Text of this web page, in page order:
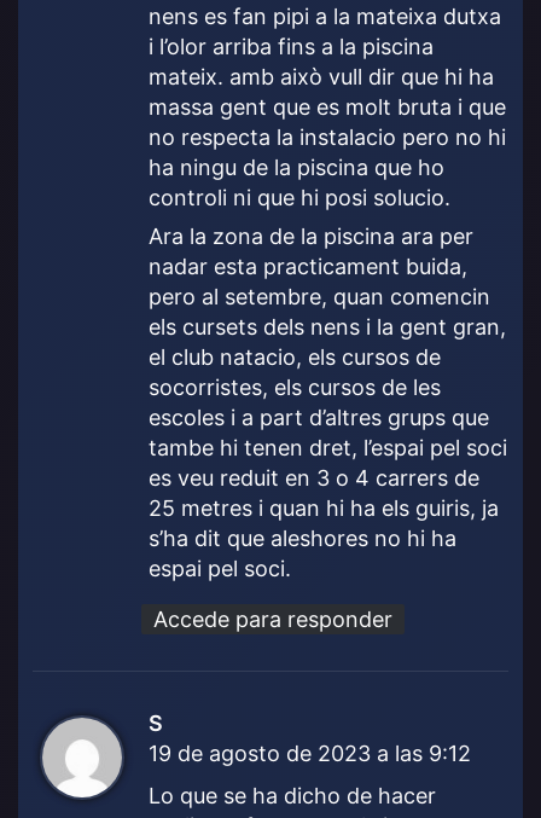
nens es fan pipi a la mateixa dutxa
i l’olor arriba fins a la piscina
mateix. amb això vull dir que hi ha
massa gent que es molt bruta i que
no respecta la instalacio pero no hi
ha ningu de la piscina que ho
controli ni que hi posi solucio.
Ara la zona de la piscina ara per
nadar esta practicament buida,
pero al setembre, quan comencin
els cursets dels nens i la gent gran,
el club natacio, els cursos de
socorristes, els cursos de les
escoles i a part d’altres grups que
tambe hi tenen dret, l’espai pel soci
es veu reduit en 3 o 4 carrers de
25 metres i quan hi ha els guiris, ja
s’ha dit que aleshores no hi ha
espai pel soci.
Accede para responder
S
i
19 de agosto de 2023 a las 9:12
Lo que se ha dicho de hacer